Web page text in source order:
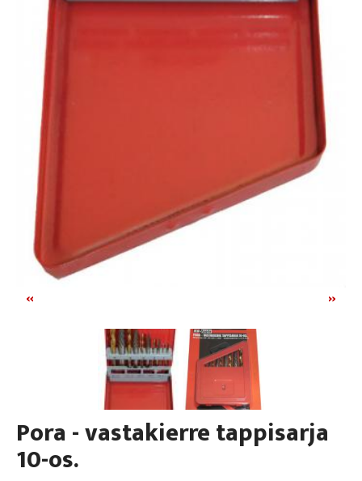
« »
Pora - vastakierre tappisarja
10-os.